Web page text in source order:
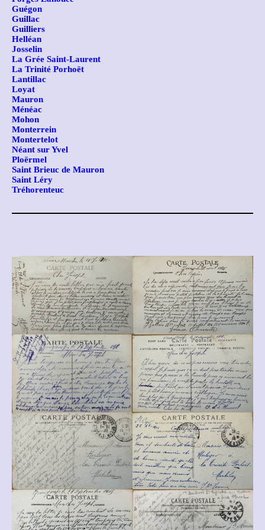
Guégon
Guillac
Guilliers
Helléan
Josselin
La Grée Saint-Laurent
La Trinité Porhoët
Lantillac
Loyat
Mauron
Ménéac
Mohon
Monterrein
Montertelot
Néant sur Yvel
Ploërmel
Saint Brieuc de Mauron
Saint Léry
Tréhorenteuc